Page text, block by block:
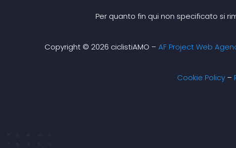
k
-
a
m
Per quanto fin qui non specificato si
Copyright © 2026 ciclistiAMO – AF Project Web
Cookie Policy–